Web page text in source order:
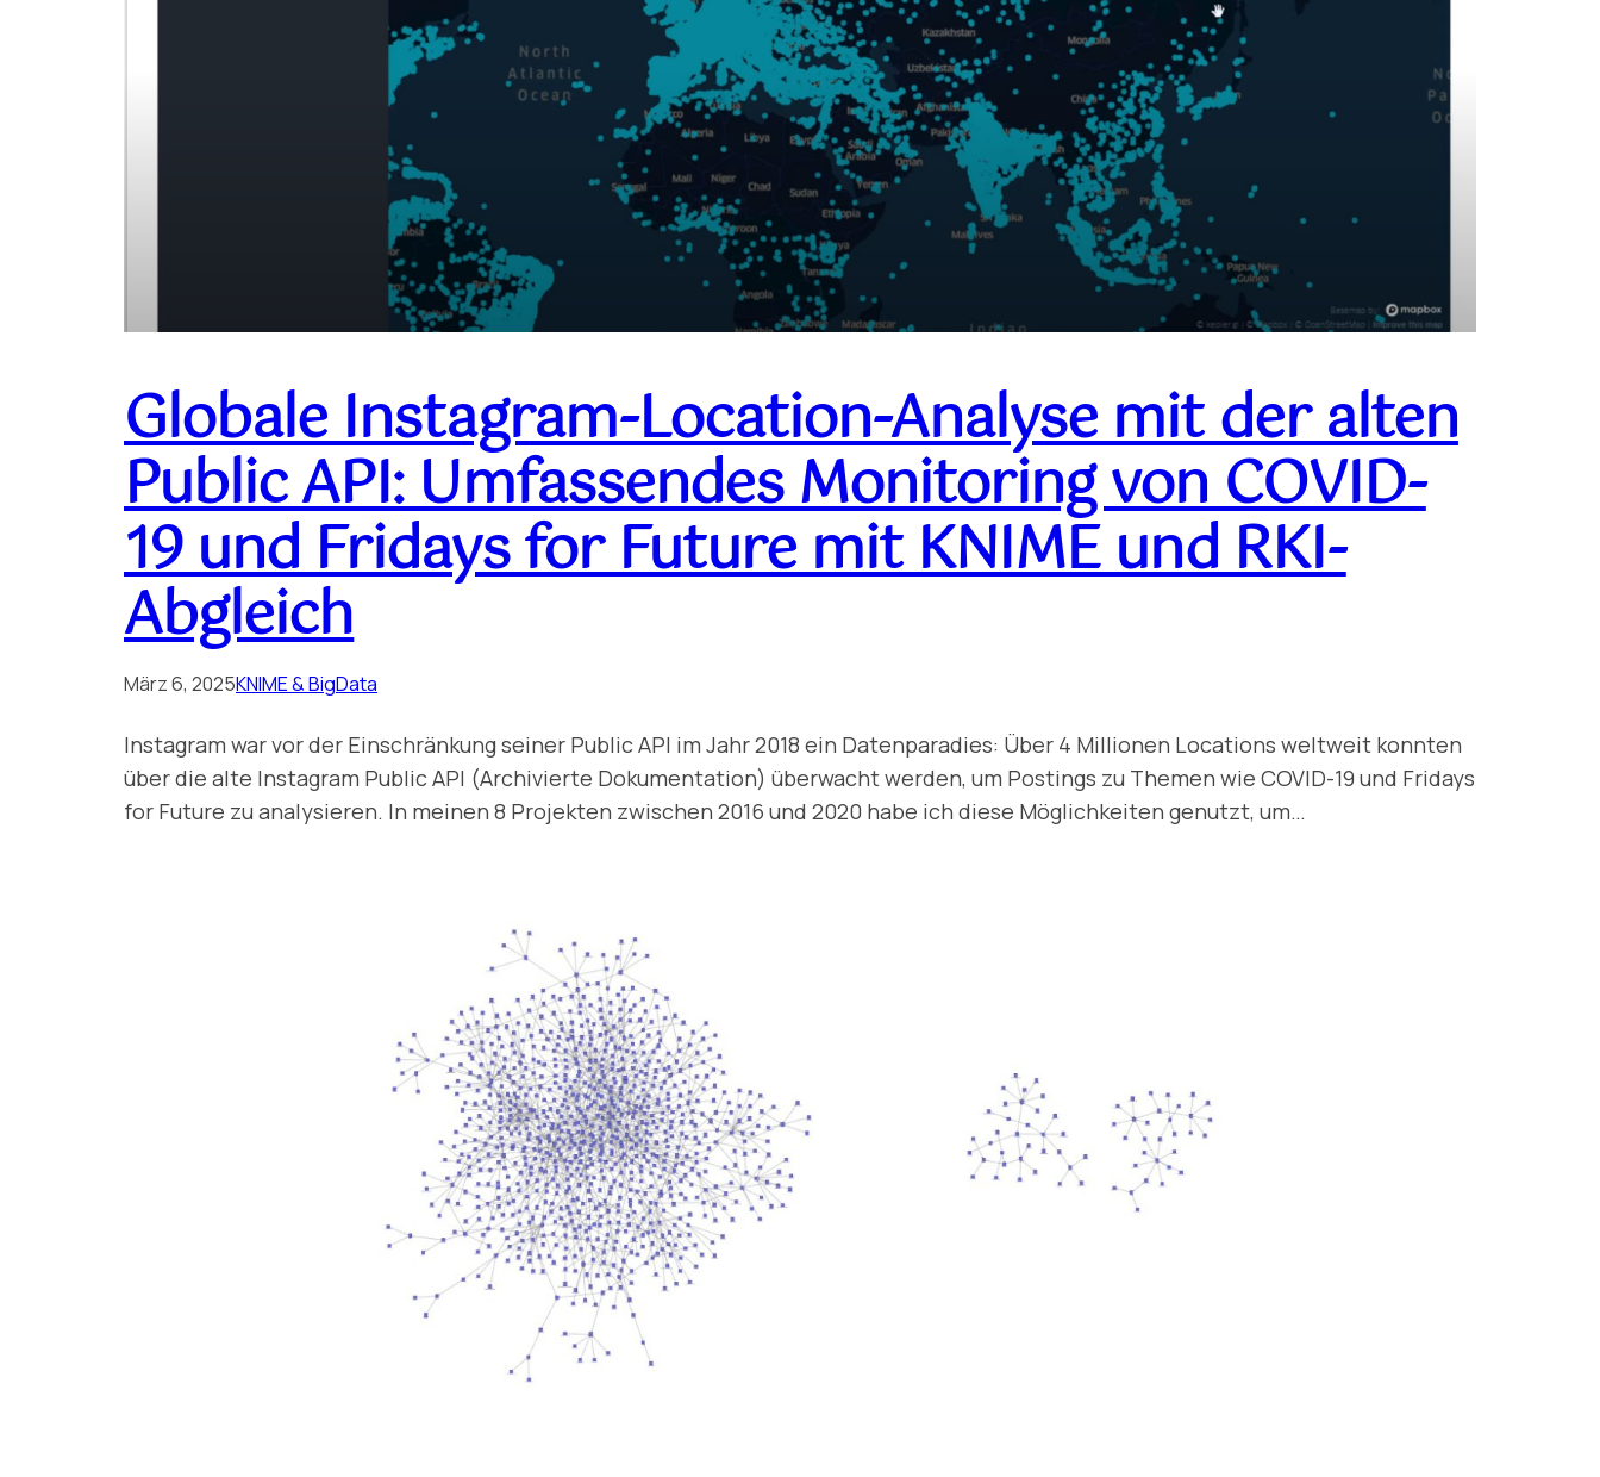
Globale Instagram-Location-Analyse mit der alten
Public API: Umfassendes Monitoring von COVID-
19 und Fridays for Future mit KNIME und RKI-
Abgleich
März 6, 2025KNIME & BigData
Instagram war vor der Einschränkung seiner Public API im Jahr 2018 ein Datenparadies: Über 4 Millionen Locations weltweit konnten
über die alte Instagram Public API (Archivierte Dokumentation) überwacht werden, um Postings zu Themen wie COVID-19 und Fridays
for Future zu analysieren. In meinen 8 Projekten zwischen 2016 und 2020 habe ich diese Möglichkeiten genutzt, um…